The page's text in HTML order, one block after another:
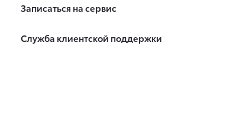
Записаться на сервис
Служба клиентской поддержки